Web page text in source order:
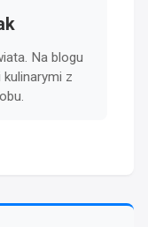
Na blogu
z